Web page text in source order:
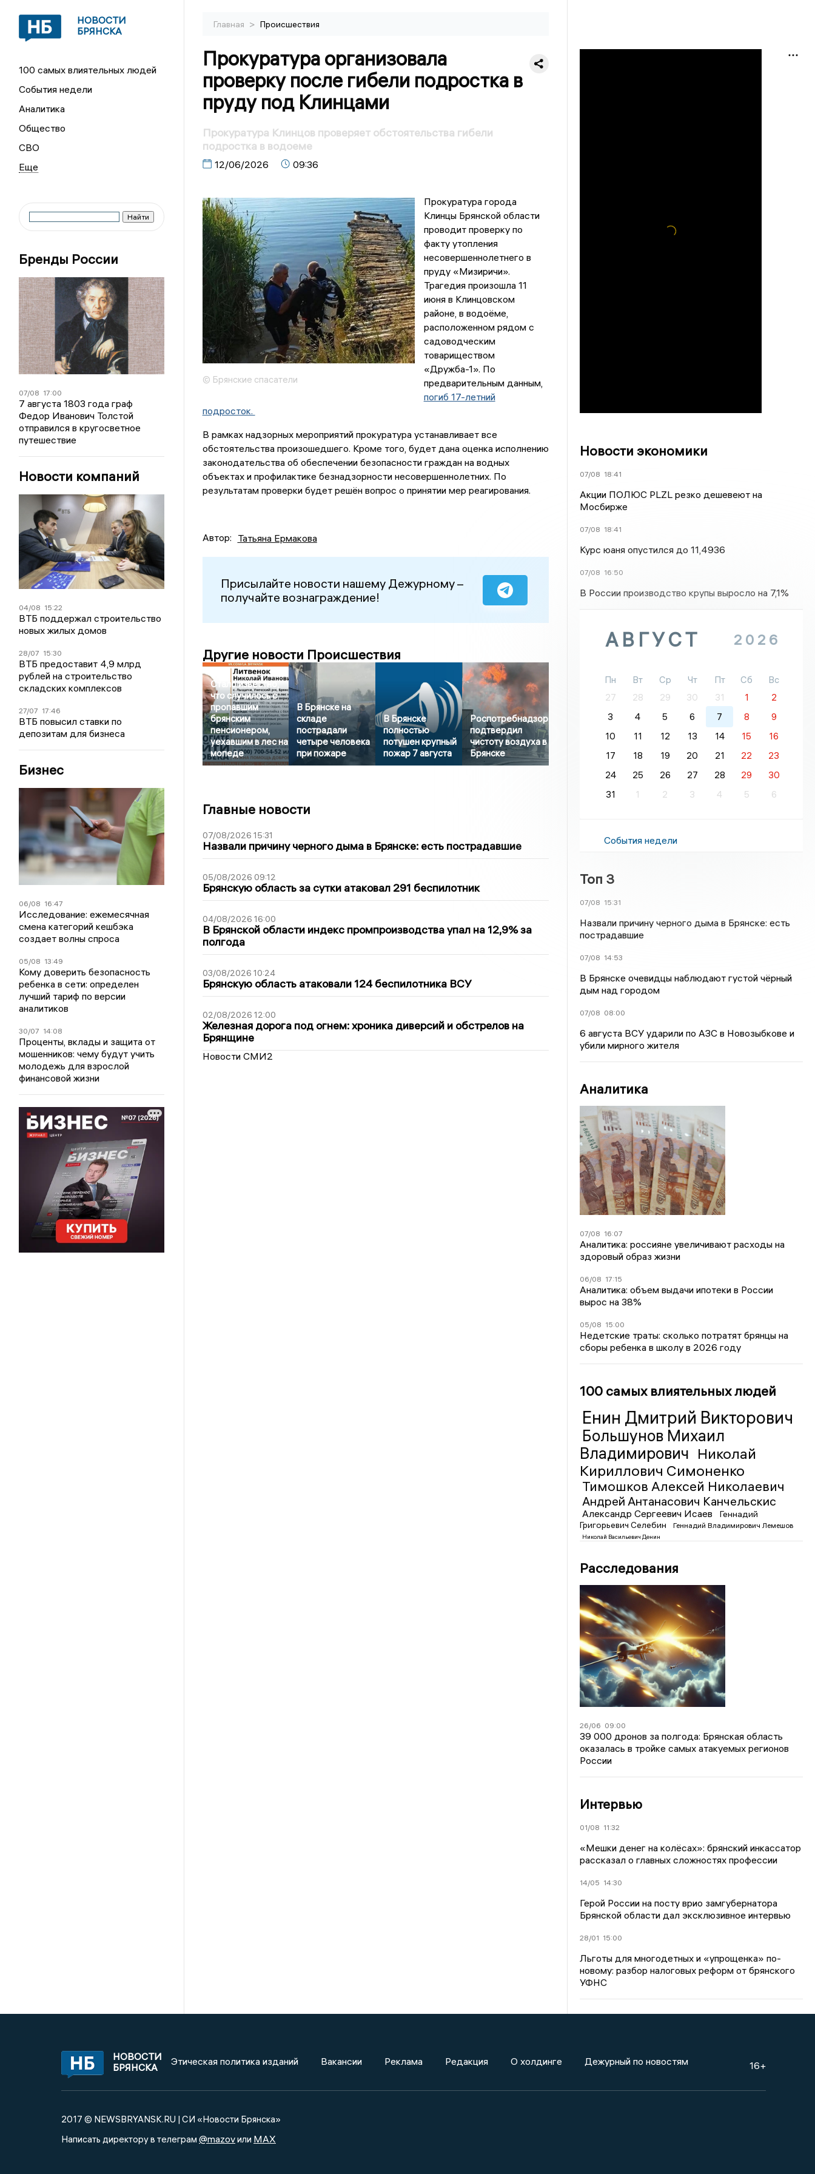
НОВОСТИ
БРЯНСКА
100 самых влиятельных людей
События недели
Аналитика
Общество
СВО
Бренды России
07/08 17:00
7 августа 1803 года граф
Федор Иванович Толстой
отправился в кругосветное
путешествие
Новости компаний
04/08 15:22
ВТБ поддержал строительство
новых жилых домов
28/07 15:30
ВТБ предоставит 4,9 млрд
рублей на строительство
складских комплексов
27/07 17:46
ВТБ повысил ставки по
депозитам для бизнеса
Бизнес
06/08 16:47
Исследование: ежемесячная
смена категорий кешбэка
создает волны спроса
05/08 13:49
Кому доверить безопасность
ребенка в сети: определен
лучший тариф по версии
аналитиков
30/07 14:08
Проценты, вклады и защита от
мошенников: чему будут учить
молодежь для взрослой
финансовой жизни
Главная > Происшествия
Прокуратура организовала
проверку после гибели подростка в
пруду под Клинцами
Прокуратура Клинцов проверяет обстоятельства гибели
подростка в водоеме
12/06/2026 09:36
© Брянские спасатели
Прокуратура города
Клинцы Брянской области
проводит проверку по
факту утопления
несовершеннолетнего в
пруду «Мизиричи».
Трагедия произошла 11
июня в Клинцовском
районе, в водоёме,
расположенном рядом с
садоводческим
товариществом
«Дружба-1». По
предварительным данным,
погиб 17-летний
подросток.
В рамках надзорных мероприятий прокуратура устанавливает все
обстоятельства произошедшего. Кроме того, будет дана оценка исполнению
законодательства об обеспечении безопасности граждан на водных
объектах и профилактике безнадзорности несовершеннолетних. По
результатам проверки будет решён вопрос о принятии мер реагирования.
Автор: Татьяна Ермакова
Присылайте новости нашему Дежурному –
получайте вознаграждение!
Другие новости Происшествия
Стало известно,
что случилось с
пропавшим
брянским
пенсионером,
уехавшим в лес на
мопеде
В Брянске на
складе
пострадали
четыре человека
при пожаре
В Брянске
полностью
потушен крупный
пожар 7 августа
Роспотребнадзор
подтвердил
чистоту воздуха в
Брянске
Главные новости
07/08/2026 15:31
Назвали причину черного дыма в Брянске: есть пострадавшие
05/08/2026 09:12
Брянскую область за сутки атаковал 291 беспилотник
04/08/2026 16:00
В Брянской области индекс промпроизводства упал на 12,9% за
полгода
03/08/2026 10:24
Брянскую область атаковали 124 беспилотника ВСУ
02/08/2026 12:00
Железная дорога под огнем: хроника диверсий и обстрелов на
Брянщине
Новости СМИ2
Новости экономики
07/08 18:41
Акции ПОЛЮС PLZL резко дешевеют на
Мосбирже
07/08 18:41
Курс юаня опустился до 11,4936
07/08 16:50
В России производство крупы выросло на 7,1%
АВГУСТ 2026
Пн Вт Ср Чт Пт Сб
Вс
27
28 29 30 31 1
2
3
4 5 6 7 8
9
10
11 12 13 14 15
16
17
18 19 20 21 22
23
24
25 26 27 28 29
30
31
1 2 3 4 5 6
События недели
Топ 3
07/08 15:31
Назвали причину черного дыма в Брянске: есть
пострадавшие
07/08 14:53
В Брянске очевидцы наблюдают густой чёрный
дым над городом
07/08 08:00
6 августа ВСУ ударили по АЗС в Новозыбкове и
убили мирного жителя
Аналитика
07/08 16:07
Аналитика: россияне увеличивают расходы на
здоровый образ жизни
06/08 17:15
Аналитика: объем выдачи ипотеки в России
вырос на 38%
05/08 15:00
Недетские траты: сколько потратят брянцы на
сборы ребенка в школу в 2026 году
100 самых влиятельных людей
Енин Дмитрий Викторович
Большунов Михаил
Владимирович Николай
Кириллович Симоненко
Тимошков Алексей Николаевич
Андрей Антанасович Канчельскис
Александр Сергеевич Исаев
Геннадий
Григорьевич Селебин
Геннадий Владимирович Лемешов
Николай Васильевич Денин
Расследования
26/06 09:00
39 000 дронов за полгода: Брянская область
оказалась в тройке самых атакуемых регионов
России
Интервью
01/08 11:32
«Мешки денег на колёсах»: брянский инкассатор
рассказал о главных сложностях профессии
14/05 14:30
Герой России на посту врио замгубернатора
Брянской области дал эксклюзивное интервью
28/01 15:00
Льготы для многодетных и «упрощенка» по-
новому: разбор налоговых реформ от брянского
УФНС
НОВОСТИ
БРЯНСКА
Этическая политика изданий Вакансии Реклама Редакция О холдинге Дежурный по новостям 16+
2017 © NEWSBRYANSK.RU | СИ «Новости Брянска»
Написать директору в телеграм @mazovили MAX